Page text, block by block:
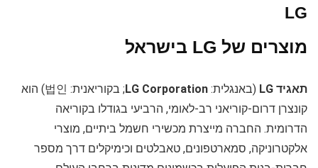
LG
מוצרים של LG בישראל
תאגיד LG (באנגלית: LG Corporation
; בקוריאנית: 법인) הוא
קונצרן דרום-קוריאני רב-לאומי, הרביעי בגודלו בקוריאה
הדרומית. החברה מייצרת מכשירי חשמל ביתיים, מוצרי
אלקטרוניקה, סמארטפונים, טאבלטים וכימיקלים דרך מספר